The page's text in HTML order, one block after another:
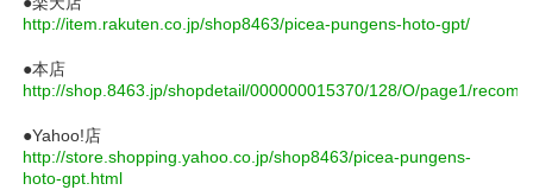
http://item.rakuten.co.jp/shop8463/picea-pungens-hoto-gpt/
●本店
http://shop.8463.jp/shopdetail/000000015370/128/O/page1/
●Yahoo!店
http://store.shopping.yahoo.co.jp/shop8463/picea-pungens-
hoto-gpt.html